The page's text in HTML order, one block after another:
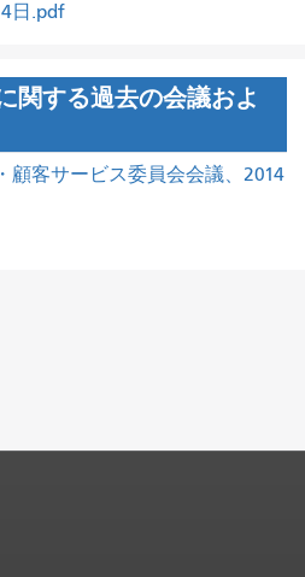
日.pdf
関する過去の会議およ
顧客サービス委員会会議、2014
で繰